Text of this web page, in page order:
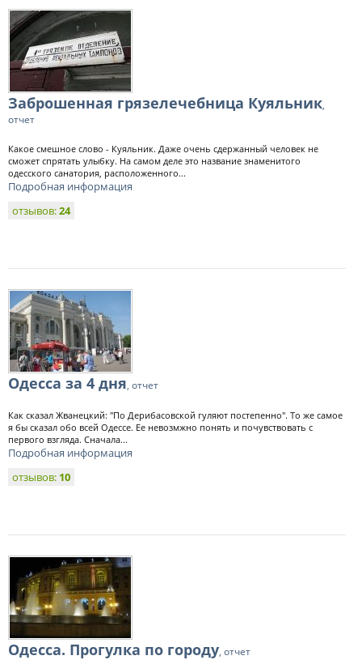
Заброшенная грязелечебница Куяльник,
отчет
Какое смешное слово - Куяльник. Даже очень сдержанный человек не
сможет спрятать улыбку. На самом деле это название знаменитого
одесского санатория, расположенного...
Подробная информация
отзывов:24
Одесса за 4 дня, отчет
Как сказал Жванецкий: "По Дерибасовской гуляют постепенно". То же самое
я бы сказал обо всей Одессе. Ее невозмжно понять и почувствовать с
первого взгляда. Сначала...
Подробная информация
отзывов: 10
Одесса. Прогулка по городу, отчет